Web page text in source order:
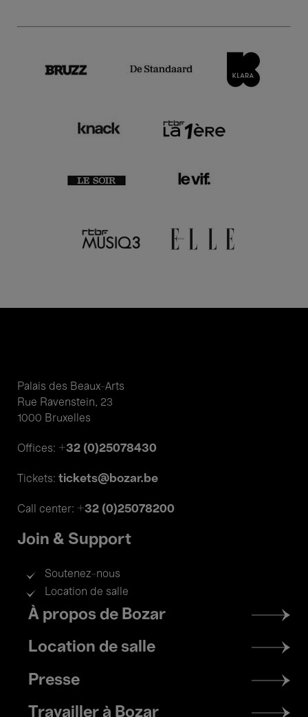
Palais des Beaux-Arts
Rue Ravenstein, 23
1000 Bruxelles
Offices: +32 (0)25078430
Tickets: tickets@bozar.be
Call center: +32 (0)25078200
Join & Support
Soutenez-nous
Location de salle
Footer
menu
À propos de Bozar
Location de salle
Presse
Travailler à Bozar